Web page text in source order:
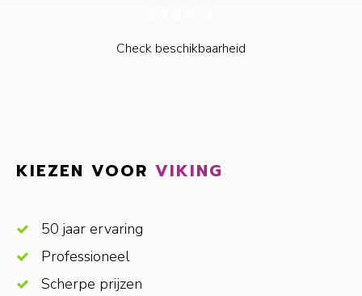
Check beschikbaarheid
KIEZEN VOOR VIKING
50 jaar ervaring
Professioneel
Scherpe prijzen